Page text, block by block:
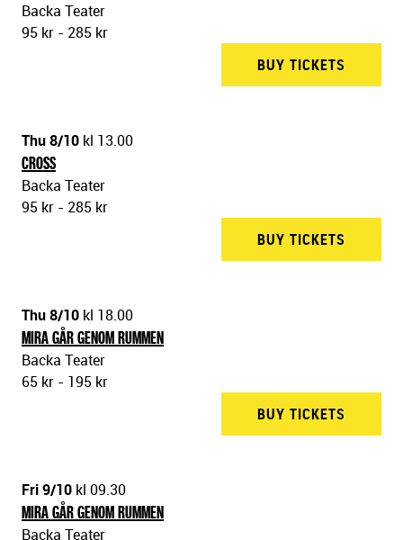
Backa Teater
95 kr - 285 kr
BUY TICKETS
Thu 8/10 kl 13.00
CROSS
Backa Teater
95 kr - 285 kr
BUY TICKETS
Thu 8/10 kl 18.00
MIRA GÅR GENOM RUMMEN
Backa Teater
65 kr - 195 kr
BUY TICKETS
Fri 9/10 kl 09.30
MIRA GÅR GENOM RUMMEN
Backa Teater